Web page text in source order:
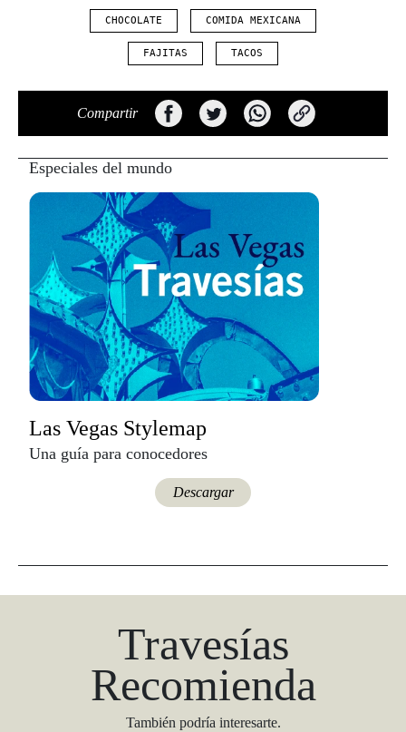
CHOCOLATE COMIDA MEXICANA
FAJITAS TACOS
Compartir
Especiales del mundo
Las Vegas Stylemap
Una guía para conocedores
Descargar
Travesías
Recomienda
También podría interesarte.